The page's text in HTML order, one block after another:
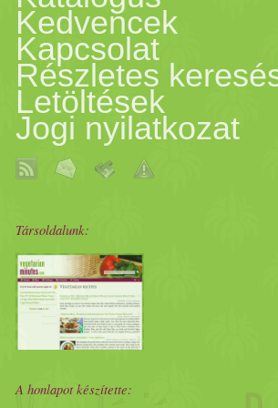
vilmoskörte25
formázunk és
kellemesen forró
Kedvencek
Kapcsolat
Részletes
Letöltések
Jogi nyilatkozat
Társoldalunk:
A honlapot készítette: